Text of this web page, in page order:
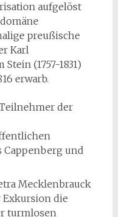
aufgelöst
preußische
Karl
(1757-1831)
erwarb.
Cappenberg und
Mecklenbrauck
die
turmlosen